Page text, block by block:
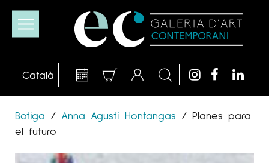
Botiga / Anna Agustí Hontangas / Planes para
el futuro